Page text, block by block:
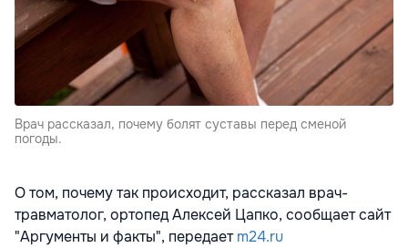
Врач рассказал, почему болят суставы перед сменой
погоды.
О том, почему так происходит, рассказал врач-
травматолог, ортопед Алексей Цапко, сообщает сайт
"Аргументы и факты", передаетm24.ru